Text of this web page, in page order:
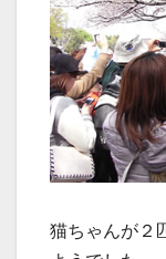
猫ちゃんが２